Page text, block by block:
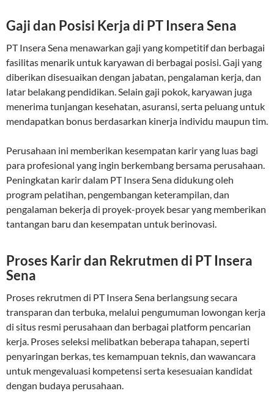
Gaji dan Posisi Kerja di PT Insera Sena
PT Insera Sena menawarkan gaji yang kompetitif dan berbagai
fasilitas menarik untuk karyawan di berbagai posisi. Gaji yang
diberikan disesuaikan dengan jabatan, pengalaman kerja, dan
latar belakang pendidikan. Selain gaji pokok, karyawan juga
menerima tunjangan kesehatan, asuransi, serta peluang untuk
mendapatkan bonus berdasarkan kinerja individu maupun tim.
Perusahaan ini memberikan kesempatan karir yang luas bagi
para profesional yang ingin berkembang bersama perusahaan.
Peningkatan karir dalam PT Insera Sena didukung oleh
program pelatihan, pengembangan keterampilan, dan
pengalaman bekerja di proyek-proyek besar yang memberikan
tantangan baru dan kesempatan untuk berinovasi.
Proses Karir dan Rekrutmen di PT Insera
Sena
Proses rekrutmen di PT Insera Sena berlangsung secara
transparan dan terbuka, melalui pengumuman lowongan kerja
di situs resmi perusahaan dan berbagai platform pencarian
kerja. Proses seleksi melibatkan beberapa tahapan, seperti
penyaringan berkas, tes kemampuan teknis, dan wawancara
untuk mengevaluasi kompetensi serta kesesuaian kandidat
dengan budaya perusahaan.